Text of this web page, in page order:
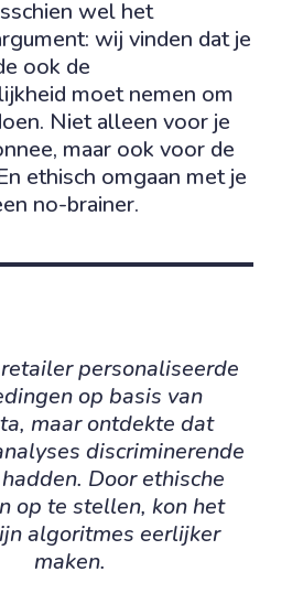
wel het
wij vinden dat je
ook de
moet nemen om
Niet alleen voor je
maar ook voor de
ethisch omgaan met je
no-brainer.
personaliseerde
op basis van
maar ontdekte dat
discriminerende
Door ethische
op te stellen, kon het
algoritmes eerlijker
maken.